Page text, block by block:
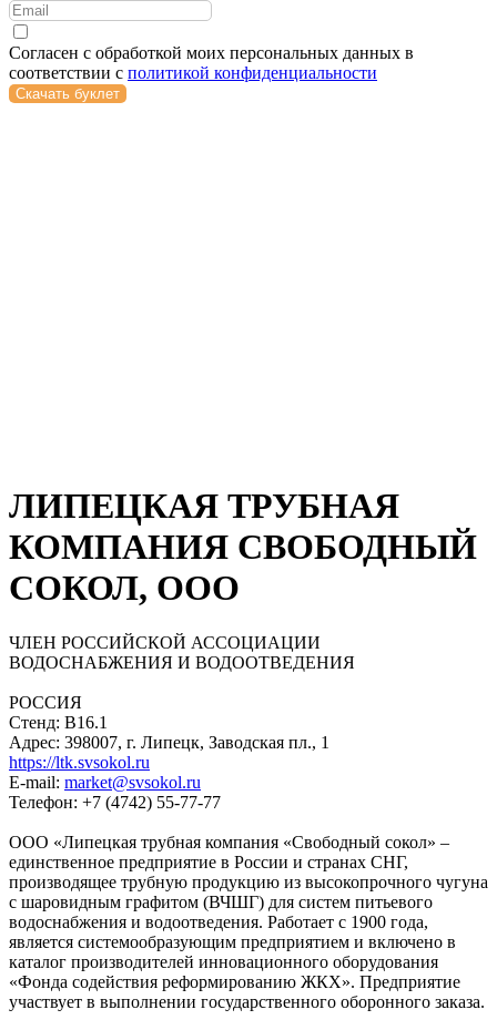
Согласен с обработкой моих персональных данных в
соответствии с политикой конфиденциальности
Скачать буклет
ЛИПЕЦКАЯ ТРУБНАЯ
КОМПАНИЯ СВОБОДНЫЙ
СОКОЛ, ООО
ЧЛЕН РОССИЙСКОЙ АССОЦИАЦИИ
ВОДОСНАБЖЕНИЯ И ВОДООТВЕДЕНИЯ
РОССИЯ
Стенд: B16.1
Адрес: 398007, г. Липецк, Заводская пл., 1
https://ltk.svsokol.ru
E-mail: market@svsokol.ru
Телефон: +7 (4742) 55-77-77
ООО «Липецкая трубная компания «Свободный сокол» –
единственное предприятие в России и странах СНГ,
производящее трубную продукцию из высокопрочного чугуна
с шаровидным графитом (ВЧШГ) для систем питьевого
водоснабжения и водоотведения. Работает с 1900 года,
является системообразующим предприятием и включено в
каталог производителей инновационного оборудования
«Фонда содействия реформированию ЖКХ». Предприятие
участвует в выполнении государственного оборонного заказа.